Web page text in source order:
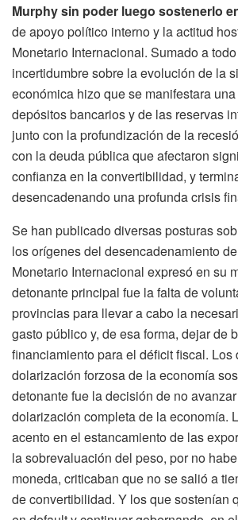
Murphy sin poder luego sostenerlo
de apoyo político interno y la actitud
Monetario Internacional. Sumado a
incertidumbre sobre la evolución de la
económica hizo que se manifestara
depósitos bancarios y de las reservas
junto con la profundización de la
con la deuda pública que afectaron
confianza en la convertibilidad, y
desencadenando una profunda crisis
Se han publicado diversas posturas
los orígenes del desencadenamiento
Monetario Internacional expresó en su
detonante principal fue la falta de
provincias para llevar a cabo la
gasto público y, de esa forma, dejar de
financiamiento para el déficit fiscal. Los
dolarización forzosa de la economía
detonante fue la decisión de no
dolarización completa de la economía.
acento en el estancamiento de las
la sobrevaluación del peso, por no
moneda, criticaban que no se salió a
de convertibilidad. Y los que sostenían